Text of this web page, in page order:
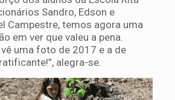
Sandro, Edson e
Campestre, temos agora uma
em ver que valeu a pena.
uma foto de 2017 e a de
alegra-se.